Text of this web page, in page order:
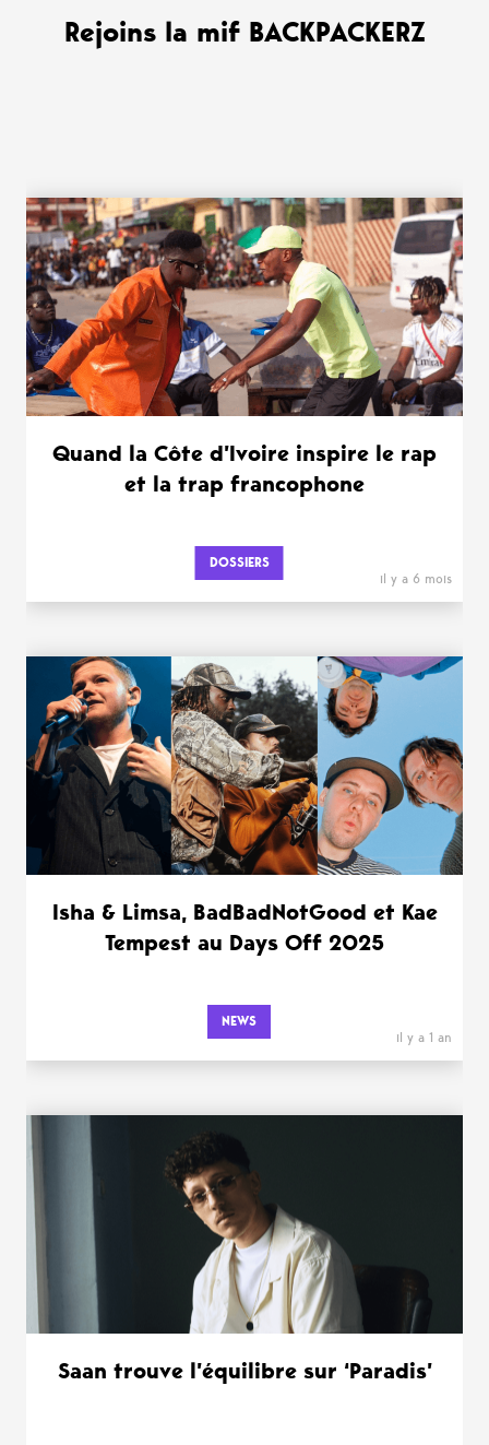
Rejoins la mif BACKPACKERZ
WANT MORE ?
Quand la Côte d’Ivoire inspire le rap
et la trap francophone
DOSSIERS
il y a 6 mois
Isha & Limsa, BadBadNotGood et Kae
Tempest au Days Off 2025
NEWS
il y a 1 an
Saan trouve l’équilibre sur ‘Paradis’